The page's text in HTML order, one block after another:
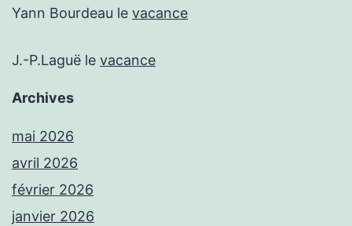
Yann Bourdeau le vacance
J.-P.Laguë le vacance
Archives
mai 2026
avril 2026
février 2026
janvier 2026